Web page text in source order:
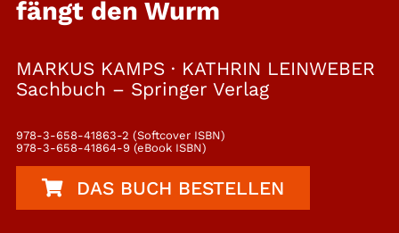
fängt den Wurm
MARKUS KAMPS · KATHRIN LEINWEBER
Sachbuch – Springer Verlag
978-3-658-41863-2 (Softcover ISBN)
978-3-658-41864-9 (eBook ISBN)
DAS BUCH BESTELLEN